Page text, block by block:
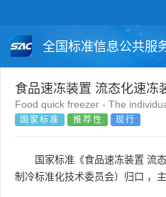
全国标准信息公共服
国家标准 行业
团体标准
国外标准 技术
食品速冻装置 流态化速冻
Food quick freezer - The
国家标准 推荐性 现行
国家标准《食品速冻装置 流
制冷标准化技术委员会）归口 ，